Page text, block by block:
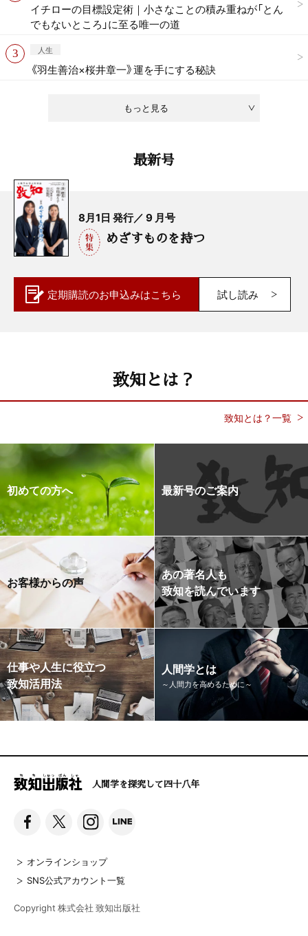
もっと見る
イチローの目標設定術｜小さなことの積み重ねが「とん
でもないところ」に至る唯一の道
人生
《羽生善治×桜井章一》運を手にする秘訣
最新号
8月1日 発行／ 9 月号
めざすものを持つ
定期購読のお申込みはこちら 試し読み
致知とは？
致知とは？一覧
初めての方へ 最新号のご案内
お客様からの声
あの著名人も
致知を読んでいます
仕事や人生に役立つ
致知活用法
人間学とは
～人間力を高めるために～
人間学を探究して四十八年
オンラインショップ
SNS公式アカウント一覧
Copyright 株式会社 致知出版社